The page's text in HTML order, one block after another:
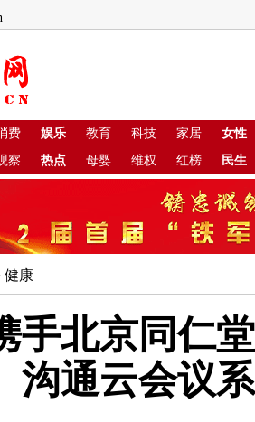
费 娱乐 教育 科技 家居
女性
察 热点 母婴 维权 红榜 民生
健康
手北京同仁
沟通云会议